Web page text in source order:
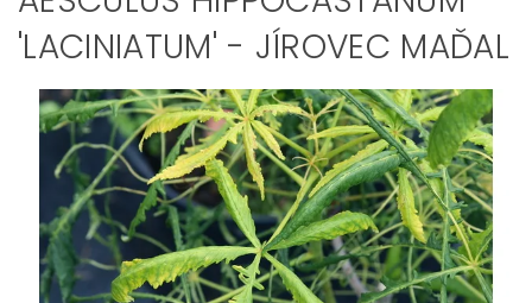
'LACINIATUM' - JÍROVEC MAĎAL